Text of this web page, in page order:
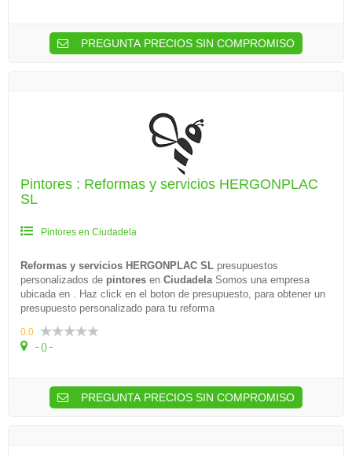
PREGUNTA PRECIOS SIN COMPROMISO
Pintores : Reformas y servicios HERGONPLAC
SL
Pintores en Ciudadela
Reformas y servicios HERGONPLAC SL presupuestos
personalizados de pintores en CiudadelaSomos una empresa
ubicada en . Haz click en el boton de presupuesto, para obtener un
presupuesto personalizado para tu reforma
0.0
- () -
PREGUNTA PRECIOS SIN COMPROMISO